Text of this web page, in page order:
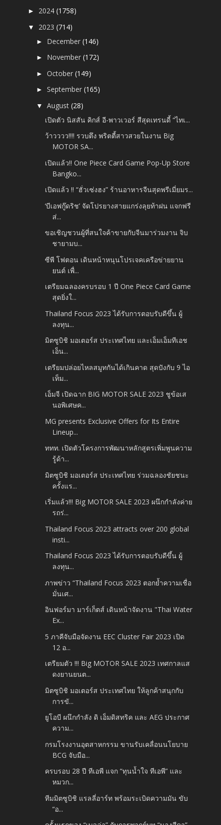
► 2024(1758)
▼ 2023(714)
► December(146)
► November(172)
►October(149)
►September(165)
▼August(28)
เปิดตัว นิสสัน คิกส์ อี-พาวเวอร์ สีสุดเทรนดี้ “ไทเ...
ว้าวววว!!!! รวบตึง พริตตี้สาวสวยในงาน Big
MOTOR SA...
เปิดแล้ว!! One Piece Card Game Pop-Up Store
Bangko...
เปิดแล้ว !! “ฮั่วเซ่งฮง” ร้านอาหารจีนสุดพรีเมี่ยมร...
‘บีเอฟกู๊ดริช’ จัดโปรยางสายแกร่งลุยท้าฝน แจกฟรี
ส่...
ขอเชิญชวนผู้ที่สนใจค้าขายกับจีนมาร่วมงาน จิบ
ชายามบ...
ซีพี โฟตอน เดินหน้าหนุนโปรเจคเครือข่ายยาน
ยนต์ เพื่...
เตรียมฉลองครบรอบ 1 ปี One Piece Card Game
สุดยิ่งใ...
Thailand Focus 2023 ได้รับการตอบรับดีขึ้น ผู้
ลงทุน...
มิตซูบิชิ มอเตอร์ส ประเทศไทย และเอ็มเอ็มทีเอช
เอ็น...
เตรียมปล่อยไหลสมูทกันได้เกินคาด สุดปังกับ 9 ไอ
เท็ม...
เอ็มจี เปิดฉาก BIG MOTOR SALE 2023 ชูข้อเส
นอพิเศษค...
MG presents Exclusive Offers for Its Entire
Lineup...
ททท. เปิดตัวโครงการพัฒนาหลักสูตรเพิ่มพูนความ
รู้ด้า...
มิตซูบิชิ มอเตอร์ส ประเทศไทย ร่วมฉลองชัยชนะ
ครั้งแร...
เริ่มแล้ว!!! Big MOTOR SALE 2023 ผนึกกำลังค่าย
รถร่...
Thailand Focus 2023 attracts over 200 global
insti...
Thailand Focus 2023 ได้รับการตอบรับดีขึ้น ผู้
ลงทุน...
ภาพข่าว “Thailand Focus 2023 ตอกย้ำความเชื่อ
มั่นเศ...
อินฟอร์มา มาร์เก็ตส์ เดินหน้าจัดงาน "Thai Water
Ex...
5 ภาคีจับมือจัดงาน EEC Cluster Fair 2023 เปิด
12 อ...
เตรียมตัว !!! Big MOTOR SALE 2023 เทศกาลแส
ดงยานยนต...
มิตซูบิชิ มอเตอร์ส ประเทศไทย ให้ลูกค้าสนุกกับ
การขั...
ยูโอบี ผนึกกำลัง ดิ เอ็มดิสทริค และ AEG ประกาศ
ความ...
กรมโรงงานอุตสาหกรรม ขานรับเคลื่อนนโยบาย
BCG จับมือ...
ครบรอบ 28 ปี ทีเอพี แจก “ทุนน้ำใจ ทีเอพี” และ
หมวก...
ทีมมิตซูบิชิ แรลลี่อาร์ท พร้อมระเบิดความมัน ขับ
“อ...